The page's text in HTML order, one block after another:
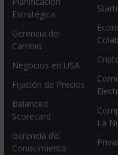
Estratégica
Gerencia del
Cambio
Negocios en USA
Fijación de Precios
Balanced
Scorecard
Gerencia del
Conocimiento
La